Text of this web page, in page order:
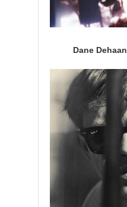
Dane Dehaan